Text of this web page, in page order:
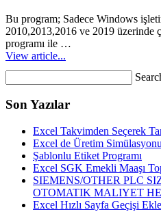
Bu program; Sadece Windows
2010,2013,2016 ve 2019 üzerinde
programı ile …
View article...
Son Yazılar
Excel Takvimden Seçerek
Excel de Üretim
Şablonlu Etiket Programı
Excel SGK Emekli Maaşı
SIEMENS/OTHER PLC
OTOMATIK MALIYET
Excel Hızlı Sayfa Geçişi